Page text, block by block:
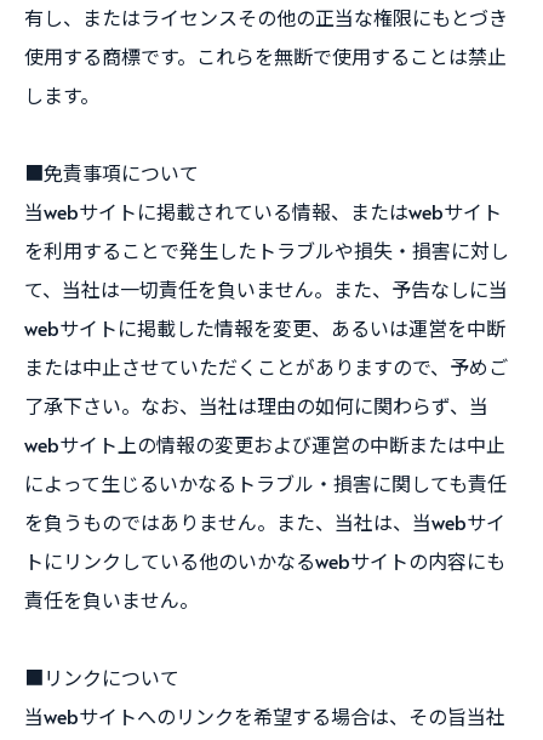
有し、またはライセンスその他の正当な権限にもとづき
使用する商標です。これらを無断で使用することは禁止
します。
■免責事項について
当webサイトに掲載されている情報、またはwebサイト
を利用することで発生したトラブルや損失・損害に対し
て、当社は一切責任を負いません。また、予告なしに当
webサイトに掲載した情報を変更、あるいは運営を中断
または中止させていただくことがありますので、予めご
了承下さい。なお、当社は理由の如何に関わらず、当
webサイト上の情報の変更および運営の中断または中止
によって生じるいかなるトラブル・損害に関しても責任
を負うものではありません。また、当社は、当webサイ
トにリンクしている他のいかなるwebサイトの内容にも
責任を負いません。
■リンクについて
当webサイトへのリンクを希望する場合は、その旨当社